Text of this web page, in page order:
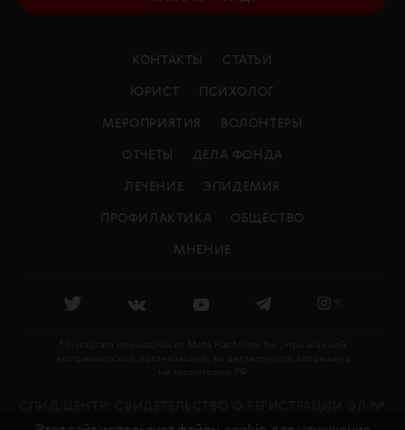
КОНТАКТЫ СТАТЬИ
ЮРИСТ ПСИХОЛОГ
МЕРОПРИЯТИЯ ВОЛОНТЕРЫ
ОТЧЕТЫ ДЕЛА ФОНДА
ЛЕЧЕНИЕ ЭПИДЕМИЯ
ПРОФИЛАКТИКА ОБЩЕСТВО
МНЕНИЕ